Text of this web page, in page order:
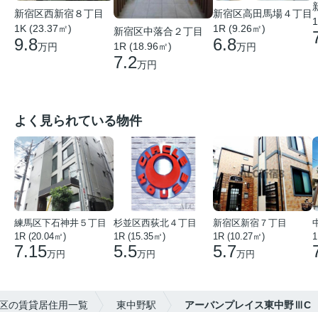
新宿区西新宿８丁目
1K (23.37㎡)
9.8万円
新宿区中落合２丁目
1R (18.96㎡)
7.2万円
新宿区高田馬場４丁目
1R (9.26㎡)
6.8万円
よく見られている物件
練馬区下石神井５丁目
1R (20.04㎡)
7.15万円
杉並区西荻北４丁目
1R (15.35㎡)
5.5万円
新宿区新宿７丁目
1R (10.27㎡)
5.7万円
の賃貸居住用一覧 東中野駅 アーバンプレイス東中野ⅢC